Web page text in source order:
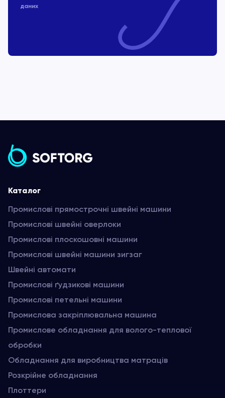
даних
Каталог
Промислові прямострочні швейні машини
Промислові швейні оверлоки
Промислові плоскошовні машини
Промислові швейні машини зигзаг
Швейні автомати
Промислові ґудзикові машини
Промислові петельні машини
Промислова закріплювальна машина
Промислове обладнання для волого-теплової
обробки
Обладнання для виробництва матраців
Розкрійне обладнання
Плоттери